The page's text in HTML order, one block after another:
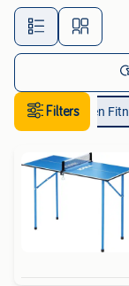
Filters
Sport en